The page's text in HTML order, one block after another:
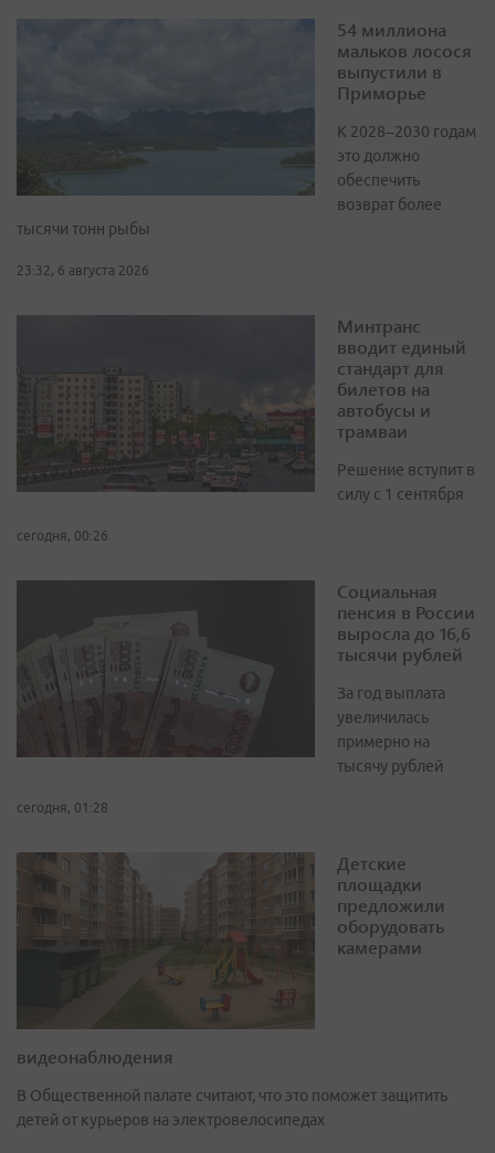
54 миллиона
мальков лосося
выпустили в
Приморье
К 2028–2030 годам
это должно
обеспечить
возврат более
тысячи тонн рыбы
23:32, 6 августа 2026
Минтранс
вводит единый
стандарт для
билетов на
автобусы и
трамваи
Решение вступит в
силу с 1 сентября
сегодня, 00:26
Социальная
пенсия в России
выросла до 16,6
тысячи рублей
За год выплата
увеличилась
примерно на
тысячу рублей
сегодня, 01:28
Детские
площадки
предложили
оборудовать
камерами
видеонаблюдения
В Общественной палате считают, что это поможет защитить
детей от курьеров на электровелосипедах